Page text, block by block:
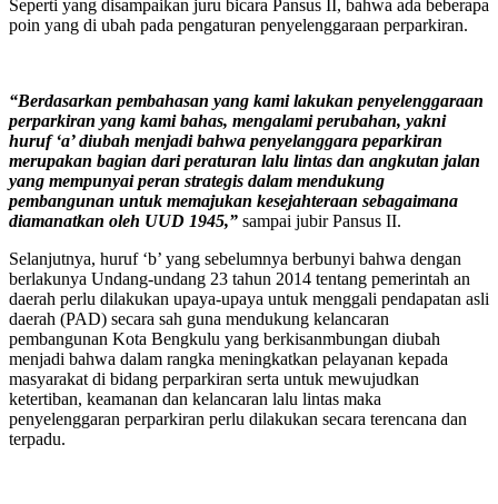
Seperti yang disampaikan juru bicara Pansus II, bahwa ada beberapa
poin yang di ubah pada pengaturan penyelenggaraan perparkiran.
“Berdasarkan pembahasan yang kami lakukan penyelenggaraan
perparkiran yang kami bahas, mengalami perubahan, yakni
huruf ‘a’ diubah menjadi bahwa penyelanggara peparkiran
merupakan bagian dari peraturan lalu lintas dan angkutan jalan
yang mempunyai peran strategis dalam mendukung
pembangunan untuk memajukan kesejahteraan sebagaimana
diamanatkan oleh UUD 1945,” sampai jubir Pansus II.
Selanjutnya, huruf ‘b’ yang sebelumnya berbunyi bahwa dengan
berlakunya Undang-undang 23 tahun 2014 tentang pemerintah an
daerah perlu dilakukan upaya-upaya untuk menggali pendapatan asli
daerah (PAD) secara sah guna mendukung kelancaran
pembangunan Kota Bengkulu yang berkisanmbungan diubah
menjadi bahwa dalam rangka meningkatkan pelayanan kepada
masyarakat di bidang perparkiran serta untuk mewujudkan
ketertiban, keamanan dan kelancaran lalu lintas maka
penyelenggaran perparkiran perlu dilakukan secara terencana dan
terpadu.